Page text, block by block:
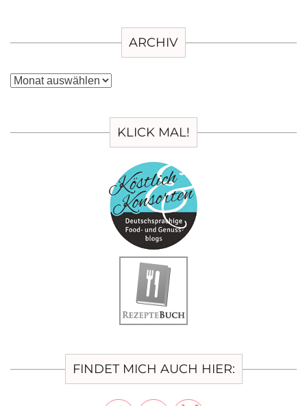
ARCHIV
Archiv
KLICK MAL!
FINDET MICH AUCH HIER: